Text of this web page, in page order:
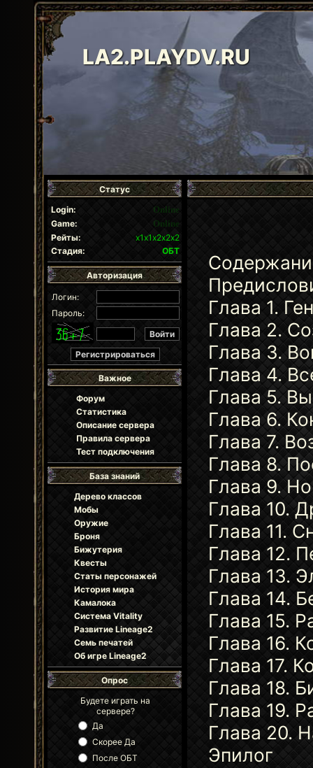
LA2.PLAYDV.RU
Статус
Login:
Online
Game:
Online
Рейты:
х1х1х2х2х2
Стадия:
ОБТ
Авторизация
Логин:
Пароль:
Важное
Форум
Статистика
Описание сервера
Правила сервера
Тест подключения
База знаний
Дерево классов
Мобы
Оружие
Броня
Бижутерия
Квесты
Статы персонажей
История мира
Камалока
Система Vitality
Развитие Lineage2
Семь печатей
Об игре Lineage2
Опрос
Будете играть на
сервере?
Да
Скорее Да
После ОБТ
Глава 1.
Глава 2.
Глава 3.
Глава 4.
Глава 5.
Глава 6.
Глава 7.
Глава 8.
Глава 9.
Глава 10.
Глава 11.
Глава 12.
Глава 13.
Глава 14.
Глава 15.
Глава 16.
Глава 17.
Глава 18.
Глава 19.
Глава 20.
Эпилог